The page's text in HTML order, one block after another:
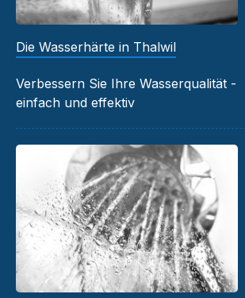
Die Wasserhärte in Thalwil
Verbessern Sie Ihre Wasserqualität -
einfach und effektiv